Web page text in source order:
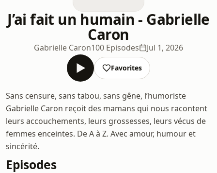
J’ai fait un humain - Gabrielle
Caron
Gabrielle Caron100 Episodes Jul 1, 2026
Favorites
Sans censure, sans tabou, sans gêne, l’humoriste
Gabrielle Caron reçoit des mamans qui nous racontent
leurs accouchements, leurs grossesses, leurs vécus de
femmes enceintes. De A à Z. Avec amour, humour et
sincérité.
Episodes